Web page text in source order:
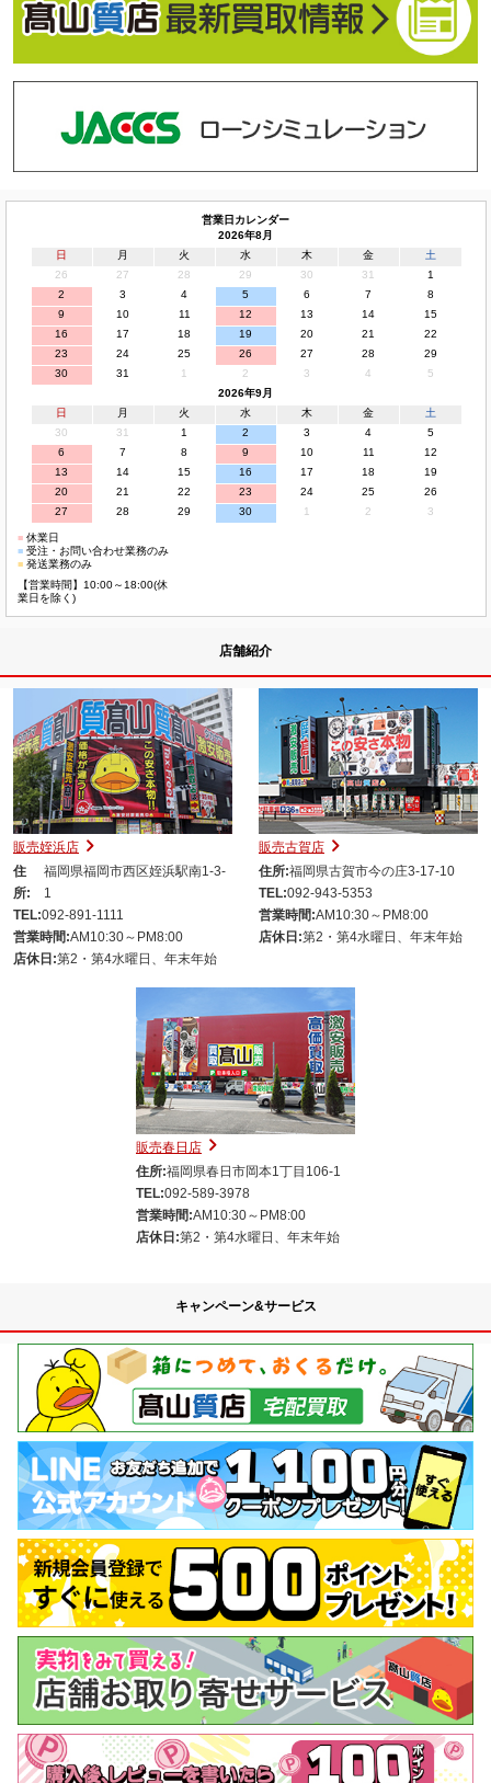
営業日カレンダー
2026年8月
日
月 火 水 木 金
土
26
27 28 29 30 31
1
2
3 4 5 6 7
8
9
10 11 12 13 14
15
16
17 18 19 20 21
22
23
24 25 26 27 28
29
30
31 1 2 3 4
5
2026年9月
日
月 火 水 木 金
土
30
31 1 2 3 4
5
6
7 8 9 10 11
12
13
14 15 16 17 18
19
20
21 22 23 24 25
26
27
28 29 30 1 2 3
■休業日
■受注・お問い合わせ業務のみ
■発送業務のみ
【営業時間】10:00～18:00(休
業日を除く)
店舗紹介
販売姪浜店
住
所:
福岡県福岡市西区姪浜駅南1-3-
1
TEL:092-891-1111
営業時間:AM10:30～PM8:00
店休日:第2・第4水曜日、年末年始
販売古賀店
住所:福岡県古賀市今の庄3-17-10
TEL:092-943-5353
営業時間:AM10:30～PM8:00
店休日:第2・第4水曜日、年末年始
販売春日店
住所:福岡県春日市岡本1丁目106-1
TEL:092-589-3978
営業時間:AM10:30～PM8:00
店休日:第2・第4水曜日、年末年始
キャンペーン&サービス